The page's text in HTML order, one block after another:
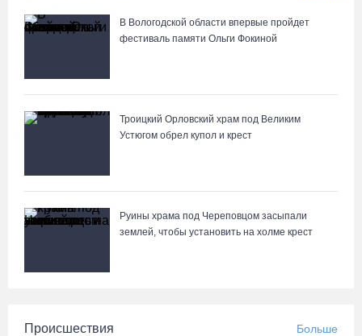
В Вологодской области впервые пройдет
фестиваль памяти Ольги Фокиной
Троицкий Орловский храм под Великим
Устюгом обрел купол и крест
Руины храма под Череповцом засыпали
землей, чтобы установить на холме крест
Происшествия Больше